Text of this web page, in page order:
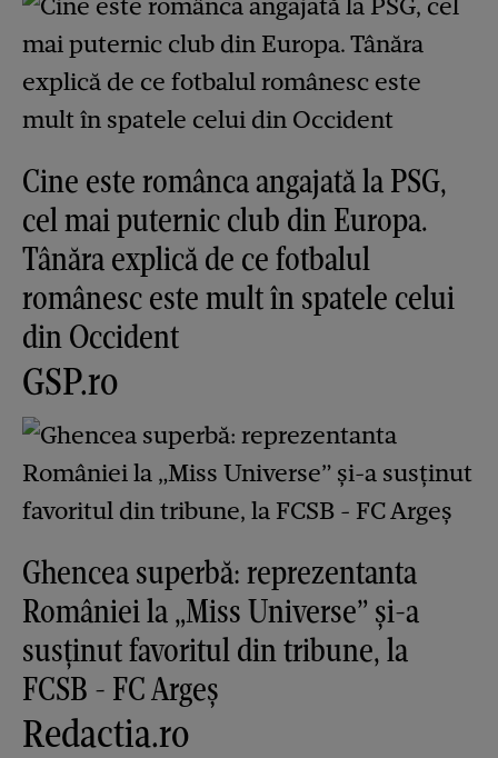
Cine este românca angajată la PSG,
cel mai puternic club din Europa.
Tânăra explică de ce fotbalul
românesc este mult în spatele celui
din Occident
GSP.ro
Ghencea superbă: reprezentanta
României la „Miss Universe” și-a
susținut favoritul din tribune, la
FCSB - FC Argeș
Redactia.ro